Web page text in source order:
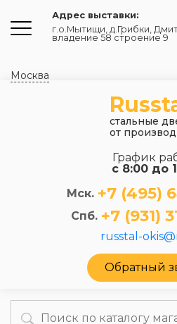
Адрес выставки:
г.о.Мытищи, д.Грибки,
владение 58 строение 9
Москва
стальные
от
График
с 8:00 до
Мск. +7 (495)
Спб. +7 (931)
russtal-
Обратный